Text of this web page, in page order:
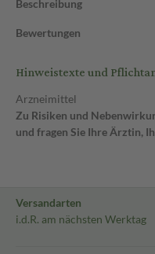
Beschreibung
Bewertungen
Hinweistexte und
Arzneimittel
Zu Risiken und
und fragen Sie Ihre Ärztin,
Versandarten
i.d.R. am nächsten Werktag